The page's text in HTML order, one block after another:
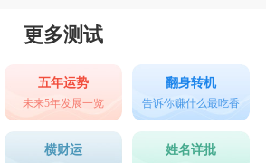
更多测试
五年运势
未来5年发展一览
翻身转机
告诉你赚什么最吃香
横财运 姓名详批